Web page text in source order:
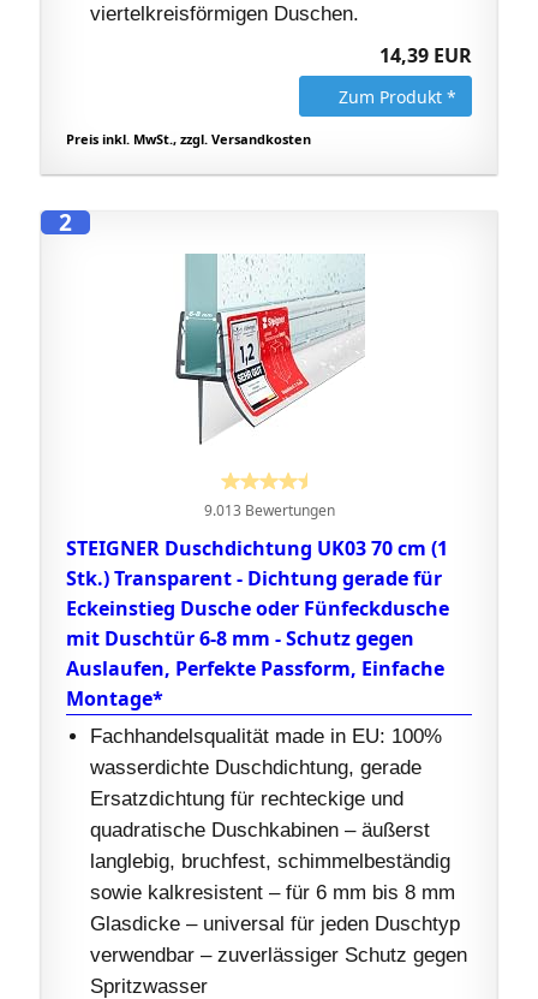
viertelkreisförmigen Duschen.
14,39 EUR
Zum Produkt *
Preis inkl. MwSt., zzgl. Versandkosten
2
9.013 Bewertungen
STEIGNER Duschdichtung UK03 70 cm (1
Stk.) Transparent - Dichtung gerade für
Eckeinstieg Dusche oder Fünfeckdusche
mit Duschtür 6-8 mm - Schutz gegen
Auslaufen, Perfekte Passform, Einfache
Montage*
Fachhandelsqualität made in EU: 100%
wasserdichte Duschdichtung, gerade
Ersatzdichtung für rechteckige und
quadratische Duschkabinen – äußerst
langlebig, bruchfest, schimmelbeständig
sowie kalkresistent – für 6 mm bis 8 mm
Glasdicke – universal für jeden Duschtyp
verwendbar – zuverlässiger Schutz gegen
Spritzwasser